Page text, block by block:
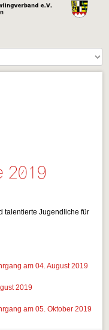
2019
talentierte Jugendliche für
am 04. August 2019
2019
am 05. Oktober 2019